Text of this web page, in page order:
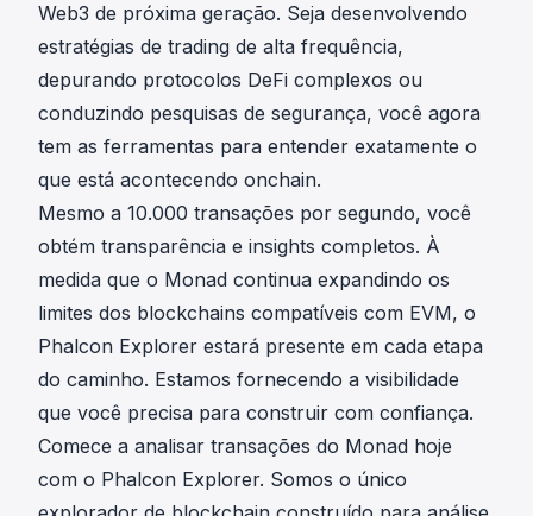
Web3 de próxima geração. Seja desenvolvendo
estratégias de trading de alta frequência,
depurando protocolos DeFi complexos ou
conduzindo pesquisas de segurança, você agora
tem as ferramentas para entender exatamente o
que está acontecendo onchain.
Mesmo a 10.000 transações por segundo, você
obtém transparência e insights completos. À
medida que o Monad continua expandindo os
limites dos blockchains compatíveis com EVM, o
Phalcon Explorer estará presente em cada etapa
do caminho. Estamos fornecendo a visibilidade
que você precisa para construir com confiança.
Comece a analisar transações do Monad hoje
com o Phalcon Explorer. Somos o único